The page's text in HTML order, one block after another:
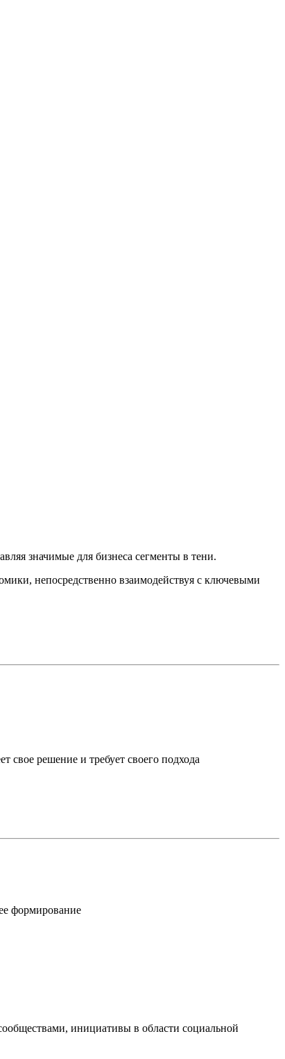
значимые для бизнеса сегменты в тени.
непосредственно взаимодействуя с ключевыми
свое решение и требует своего подхода
формирование
инициативы в области социальной